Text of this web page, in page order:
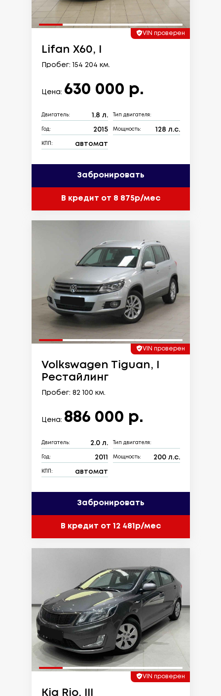
VIN проверен
Lifan X60, I
Пробег: 154 204 км.
Цена: 630 000 р.
Двигатель: 1.8 л. Тип двигателя:
Год: 2015 Мощность: 128 л.с.
КПП: автомат
Забронировать
В кредит от 8 875р/мес
VIN проверен
Volkswagen Tiguan, I
Рестайлинг
Пробег: 82 100 км.
Цена: 886 000 р.
Двигатель: 2.0 л. Тип двигателя:
Год: 2011 Мощность: 200 л.с.
КПП: автомат
Забронировать
В кредит от 12 481р/мес
VIN проверен
Kia Rio, III